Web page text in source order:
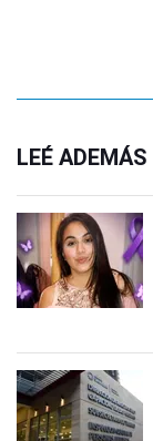
LEÉ ADEMÁS